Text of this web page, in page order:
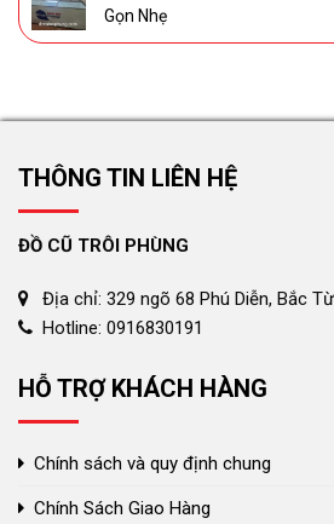
Gọn Nhẹ
THÔNG TIN LIÊN HỆ
ĐỒ CŨ TRÔI PHÙNG
Địa chỉ: 329 ngõ 68 Phú Diễn, Bắc
Hotline: 0916830191
HỖ TRỢ KHÁCH HÀNG
Chính sách và quy định chung
Chính Sách Giao Hàng